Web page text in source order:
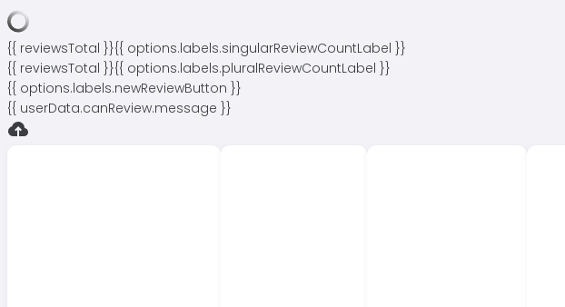
{{ reviewsTotal }}{{ options.labels.singularReviewCountLabel }}
{{ reviewsTotal }}{{ options.labels.pluralReviewCountLabel }}
{{ options.labels.newReviewButton }}
{{ userData.canReview.message }}